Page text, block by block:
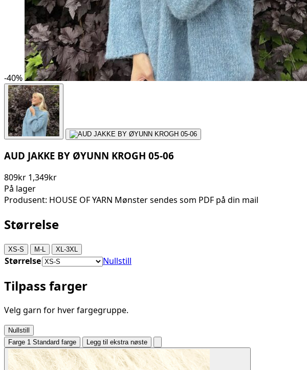
-40%
AUD JAKKE BY ØYUNN KROGH 05-06
809kr 1,349kr
På lager
Produsent: HOUSE OF YARN Mønster sendes som PDF på din mail
Størrelse
XS-S M-L XL-3XL
Størrelse Nullstill
Tilpass farger
Velg garn for hver fargegruppe.
Nullstill
Farge 1 Standard farge Legg til ekstra nøste